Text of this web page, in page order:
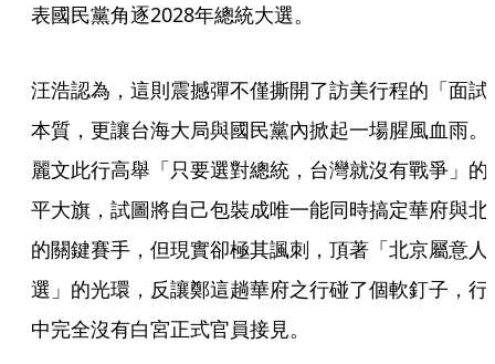
表國民黨角逐2028年總統大選。
汪浩認為，這則震撼彈不僅撕開了訪美行程的「面試
本質，更讓台海大局與國民黨內掀起一場腥風血雨。
麗文此行高舉「只要選對總統，台灣就沒有戰爭」的
平大旗，試圖將自己包裝成唯一能同時搞定華府與北
的關鍵賽手，但現實卻極其諷刺，頂著「北京屬意人
選」的光環，反讓鄭這趟華府之行碰了個軟釘子，行
中完全沒有白宮正式官員接見。